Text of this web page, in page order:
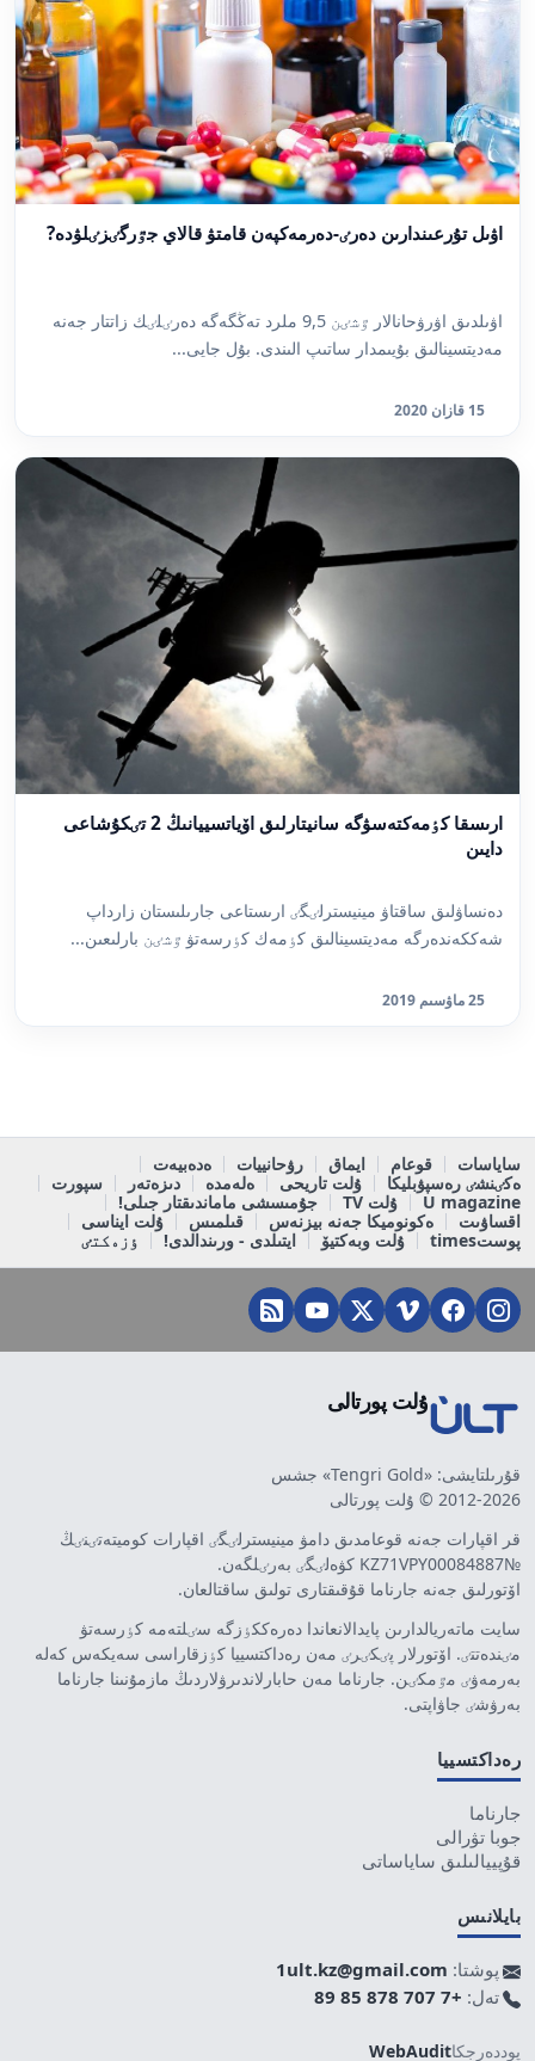
اۋىل تۇرعىندارىن دەرٸ-دەرمەكپەن قامتۋ قالاي جٷرگٸزٸلۋدە?
اۋىلدىق اۋرۋحانالار ٷشٸن 9,5 ملرد تەڭگەگە دەرٸلٸك زاتتار جەنە
مەديتسينالىق بۇيىمدار ساتىپ الىندى. بۇل جايى...
15 قازان 2020
ارىسقا كٶمەكتەسۋگە سانيتارلىق اۆياتسييانىڭ 2 تٸكۇشاعى
دايىن
دەنساۋلىق ساقتاۋ مينيسترلٸگٸ ارىستاعى جارىلىستان زارداپ
شەككەندەرگە مەديتسينالىق كٶمەك كٶرسەتۋ ٷشٸن بارلىعىن...
25 ماۋسىم 2019
ساياسات قوعام ايماق رۋحانييات
ەدەبيەت
ەكٸنشٸ رەسپۋبليكا
ۇلت تاريحى ەلەمدە دىزەتەر
سپورت
U magazine
ۇلت TV
جۇمىسشى ماماندىقتار جىلى!
اقساۋىت
ەكونوميكا جەنە بيزنەس قىلمىس
ۇلت ايناسى
پوستtimes
ۇلت وبەكتيۆ ايتىلدى - ورىندالدى! ٶزەكتٸ
ۇلت پورتالى
قۇرىلتايشى: «Tengri Gold» جشس
2012-2026 © ۇلت پورتالى
قر اقپارات جەنە قوعامدىق دامۋ مينيسترلٸگٸ اقپارات كوميتەتٸنٸڭ
№KZ71VPY00084887 كۋەلٸگٸ بەرٸلگەن.
اۆتورلىق جەنە جارناما قۇقىقتارى تولىق ساقتالعان.
سايت ماتەريالدارىن پايدالانعاندا دەرەككٶزگە سٸلتەمە كٶرسەتۋ
مٸندەتتٸ. اۆتورلار پٸكٸرٸ مەن رەداكتسييا كٶزقاراسى سەيكەس كەلە
بەرمەۋٸ مٷمكٸن. جارناما مەن حابارلاندىرۋلاردىڭ مازمۇنىنا جارناما
بەرۋشٸ جاۋاپتى.
رەداكتسييا
جارناما
جوبا تۋرالى
قۇپييالىلىق ساياساتى
بايلانىس
پوشتا: 1ult.kz@gmail.com
تەل: +7 707 878 85 89
پوددەرجكاWebAudit